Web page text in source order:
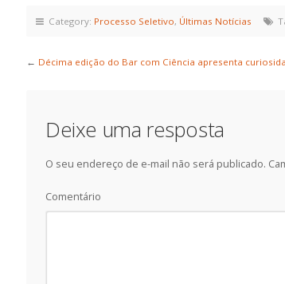
Category: Processo Seletivo, Últimas Notícias
← Décima edição do Bar com Ciência apresenta
Deixe uma resposta
O seu endereço de e-mail não será publicado.
Comentário